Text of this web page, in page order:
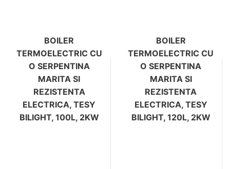
BOILER
TERMOELECTRIC CU
O SERPENTINA
MARITA SI
REZISTENTA
ELECTRICA, TESY
BILIGHT, 100L, 2KW
BOILER
TERMOELECTRIC CU
O SERPENTINA
MARITA SI
REZISTENTA
ELECTRICA, TESY
BILIGHT, 120L, 2KW